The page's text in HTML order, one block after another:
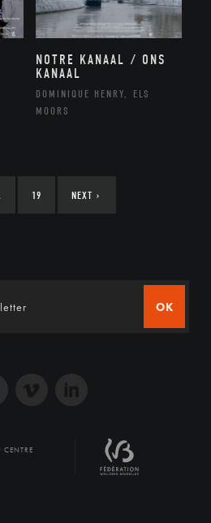
NOTRE KANAAL / ONS
KANAAL
DOMINIQUE HENRY, ELS
MOORS
19 NEXT ›
OK